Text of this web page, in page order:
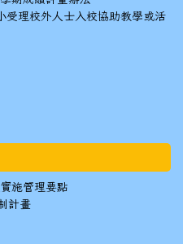
受理校外人士入校協助教學或活
施管理要點
計畫